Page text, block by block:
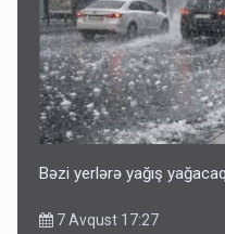
Bəzi yerlərə yağış
7 Avqust 17:27